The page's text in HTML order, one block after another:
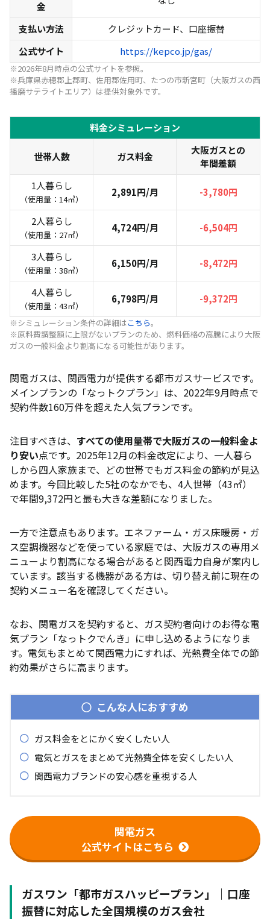
金
支払い方法
クレジットカード、口座振替
公式サイト
https://kepco.jp/gas/
※2026年8月時点の公式サイトを参照。
※兵庫県赤穂郡上郡町、佐用郡佐用町、たつの市新宮町（大阪ガスの西
播磨サテライトエリア）は提供対象外です。
料金シミュレーション
世帯人数 ガス料金
大阪ガスとの
年間差額
1人暮らし
（使用量：14㎥）
2,891円/月 -3,780円
2人暮らし
（使用量：27㎥）
4,724円/月 -6,504円
3人暮らし
（使用量：38㎥）
6,150円/月 -8,472円
4人暮らし
（使用量：43㎥）
6,798円/月 -9,372円
※シミュレーション条件の詳細はこちら。
※原料費調整額に上限がないプランのため、燃料価格の高騰により大阪
ガスの一般料金より割高になる可能性があります。
関電ガスは、関西電力が提供する都市ガスサービスです。
メインプランの「なっトクプラン」は、2022年9月時点で
契約件数160万件を超えた人気プランです。
注目すべきは、 すべての使用量帯で大阪ガスの一般料金よ
り安い点です。2025年12月の料金改定により、一人暮ら
しから四人家族まで、どの世帯でもガス料金の節約が見込
めます。今回比較した5社のなかでも、4人世帯（43㎥）
で年間9,372円と最も大きな差額になりました。
一方で注意点もあります。エネファーム・ガス床暖房・ガ
ス空調機器などを使っている家庭では、大阪ガスの専用メ
ニューより割高になる場合があると関西電力自身が案内し
ています。該当する機器がある方は、切り替え前に現在の
契約メニュー名を確認してください。
なお、関電ガスを契約すると、ガス契約者向けのお得な電
気プラン「なっトクでんき」に申し込めるようになりま
す。電気もまとめて関西電力にすれば、光熱費全体での節
約効果がさらに高まります。
こんな人におすすめ
ガス料金をとにかく安くしたい人
電気とガスをまとめて光熱費全体を安くしたい人
関西電力ブランドの安心感を重視する人
関電ガス
公式サイトはこちら
ガスワン「都市ガスハッピープラン」｜口座
振替に対応した全国規模のガス会社